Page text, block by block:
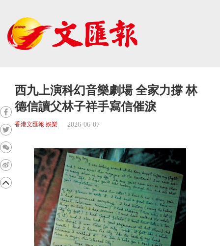
西九上演科幻音樂劇場 全家力撐 林
德信讀父林子祥手寫信催淚
香港文匯報 娛樂 2026-06-07